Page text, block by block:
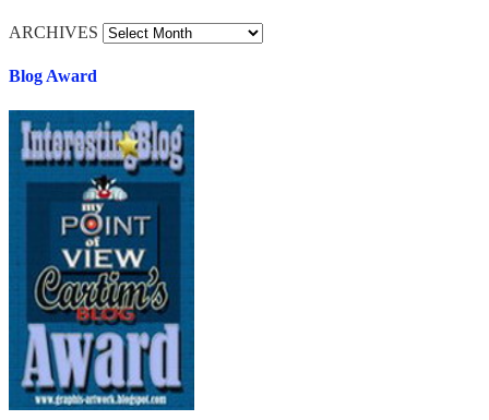
ARCHIVES
Blog Award